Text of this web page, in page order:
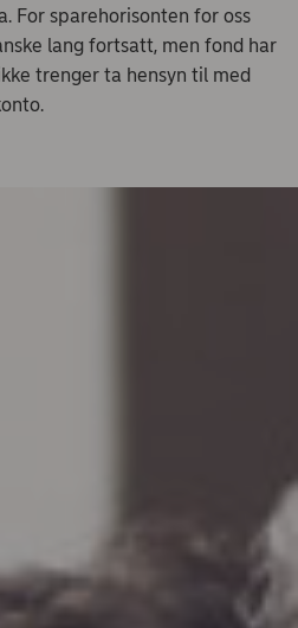
For sparehorisonten for oss
lang fortsatt, men fond har
trenger ta hensyn til med